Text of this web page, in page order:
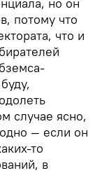
потому что
что и
случае ясно,
— если он
то
в